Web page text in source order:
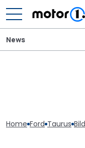
News
Home Ford Taurus